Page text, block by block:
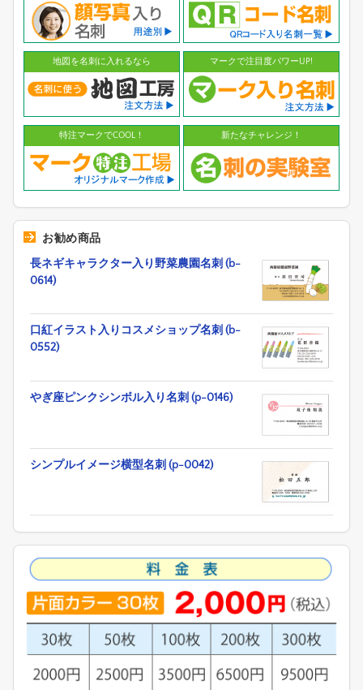
地図を名刺に入れるなら マークで注目度パワーUP!
特注マークでCOOL！ 新たなチャレンジ！
お勧め商品
長ネギキャラクター入り野菜農園名刺 (b-
0614)
口紅イラスト入りコスメショップ名刺 (b-
0552)
やぎ座ピンクシンボル入り名刺 (p-0146)
シンプルイメージ横型名刺 (p-0042)